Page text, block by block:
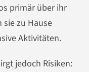
primär über ihr
zu Hause
Aktivitäten.
jedoch Risiken: